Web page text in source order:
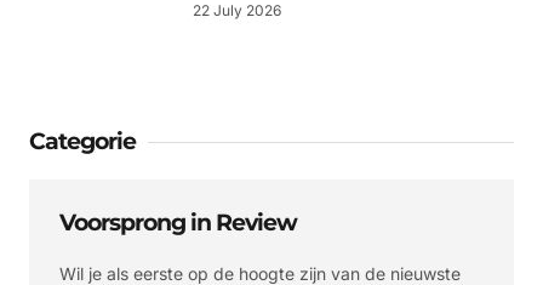
22 July 2026
Categorie
Voorsprong in Review
Wil je als eerste op de hoogte zijn van de nieuwste